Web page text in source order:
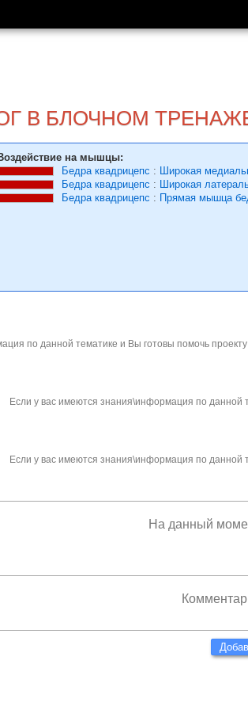
В БЛОЧНОМ
на мышцы:
Бедра квадрицепс : Широкая
Бедра квадрицепс : Широкая
Бедра квадрицепс : Прямая мышца
по данной тематике и Вы готовы помочь проекту
Если у вас имеются знания\информация по данной
Если у вас имеются знания\информация по данной
На данный